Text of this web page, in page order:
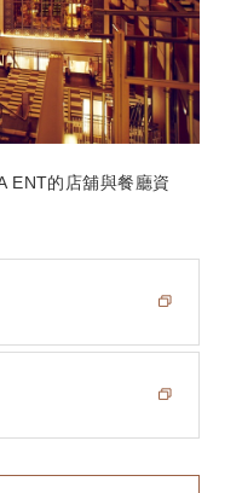
ENT的店舖與餐廳資